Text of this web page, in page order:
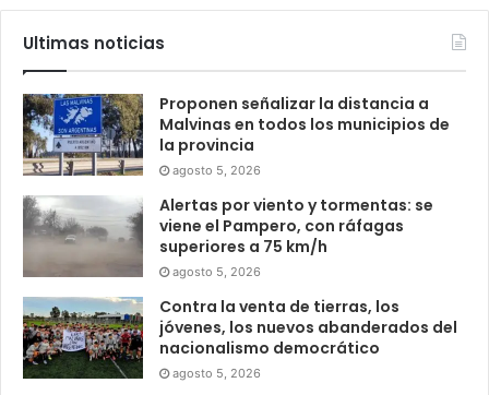
Ultimas noticias
Proponen señalizar la distancia a
Malvinas en todos los municipios de
la provincia
agosto 5, 2026
Alertas por viento y tormentas: se
viene el Pampero, con ráfagas
superiores a 75 km/h
agosto 5, 2026
Contra la venta de tierras, los
jóvenes, los nuevos abanderados del
nacionalismo democrático
agosto 5, 2026